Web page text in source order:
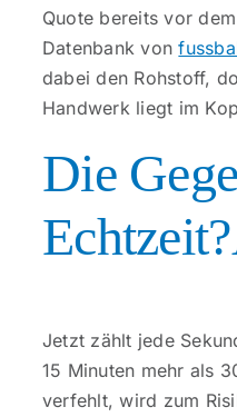
Quote bereits vor
Datenbank von
dabei den Rohstoff,
Handwerk liegt im
Die
Jetzt zählt jede
15 Minuten mehr als
verfehlt, wird zum